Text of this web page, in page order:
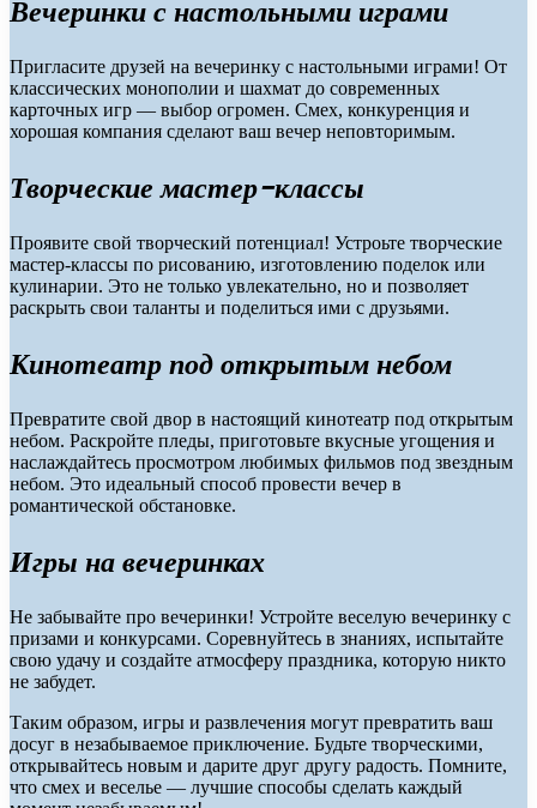
Вечеринки с настольными играми
Пригласите друзей на вечеринку с настольными играми! От
классических монополии и шахмат до современных
карточных игр — выбор огромен. Смех, конкуренция и
хорошая компания сделают ваш вечер неповторимым.
Творческие мастер-классы
Проявите свой творческий потенциал! Устроьте творческие
мастер-классы по рисованию, изготовлению поделок или
кулинарии. Это не только увлекательно, но и позволяет
раскрыть свои таланты и поделиться ими с друзьями.
Кинотеатр под открытым небом
Превратите свой двор в настоящий кинотеатр под открытым
небом. Раскройте пледы, приготовьте вкусные угощения и
наслаждайтесь просмотром любимых фильмов под звездным
небом. Это идеальный способ провести вечер в
романтической обстановке.
Игры на вечеринках
Не забывайте про вечеринки! Устройте веселую вечеринку с
призами и конкурсами. Соревнуйтесь в знаниях, испытайте
свою удачу и создайте атмосферу праздника, которую никто
не забудет.
Таким образом, игры и развлечения могут превратить ваш
досуг в незабываемое приключение. Будьте творческими,
открывайтесь новым и дарите друг другу радость. Помните,
что смех и веселье — лучшие способы сделать каждый